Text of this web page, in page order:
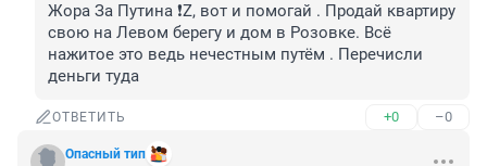
Жора За Путина ❗️Z, вот и помогай . Продай квартиру
свою на Левом берегу и дом в Розовке. Всё
нажитое это ведь нечестным путём . Перечисли
деньги туда
ОТВЕТИТЬ +0 –0
Опасный тип